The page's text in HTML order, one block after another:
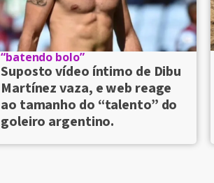
“batendo bolo”
Suposto vídeo íntimo de Dibu
Martínez vaza, e web reage
ao tamanho do “talento” do
goleiro argentino.